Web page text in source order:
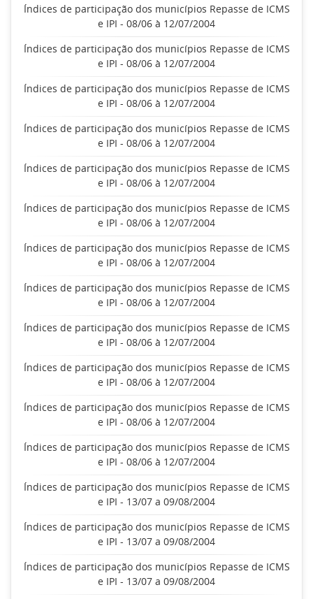
Índices de participação dos municípios Repasse de ICMS
e IPI - 08/06 à 12/07/2004
Índices de participação dos municípios Repasse de ICMS
e IPI - 08/06 à 12/07/2004
Índices de participação dos municípios Repasse de ICMS
e IPI - 08/06 à 12/07/2004
Índices de participação dos municípios Repasse de ICMS
e IPI - 08/06 à 12/07/2004
Índices de participação dos municípios Repasse de ICMS
e IPI - 08/06 à 12/07/2004
Índices de participação dos municípios Repasse de ICMS
e IPI - 08/06 à 12/07/2004
Índices de participação dos municípios Repasse de ICMS
e IPI - 08/06 à 12/07/2004
Índices de participação dos municípios Repasse de ICMS
e IPI - 08/06 à 12/07/2004
Índices de participação dos municípios Repasse de ICMS
e IPI - 08/06 à 12/07/2004
Índices de participação dos municípios Repasse de ICMS
e IPI - 08/06 à 12/07/2004
Índices de participação dos municípios Repasse de ICMS
e IPI - 08/06 à 12/07/2004
Índices de participação dos municípios Repasse de ICMS
e IPI - 08/06 à 12/07/2004
Índices de participação dos municípios Repasse de ICMS
e IPI - 13/07 a 09/08/2004
Índices de participação dos municípios Repasse de ICMS
e IPI - 13/07 a 09/08/2004
Índices de participação dos municípios Repasse de ICMS
e IPI - 13/07 a 09/08/2004